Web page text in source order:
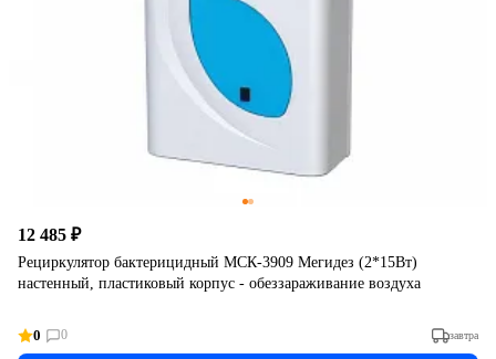
12 485 ₽
Рециркулятор бактерицидный МСК-3909 Мегидез (2*15Вт)
настенный, пластиковый корпус - обеззараживание воздуха
0 0 завтра